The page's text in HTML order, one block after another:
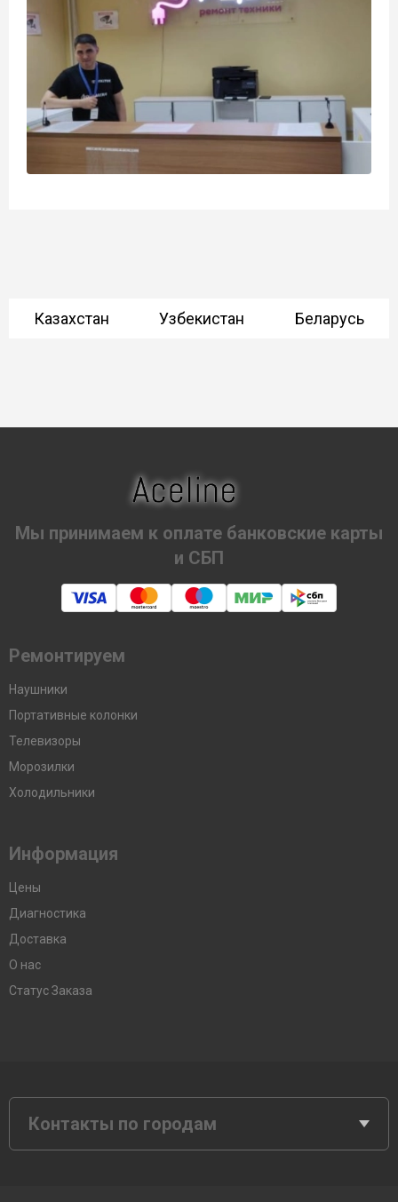
Казахстан Узбекистан Беларусь
Мы принимаем к оплате банковские карты
и СБП
Ремонтируем
Наушники
Портативные колонки
Телевизоры
Морозилки
Холодильники
Информация
Цены
Диагностика
Доставка
О нас
Статус Заказа
Контакты по городам